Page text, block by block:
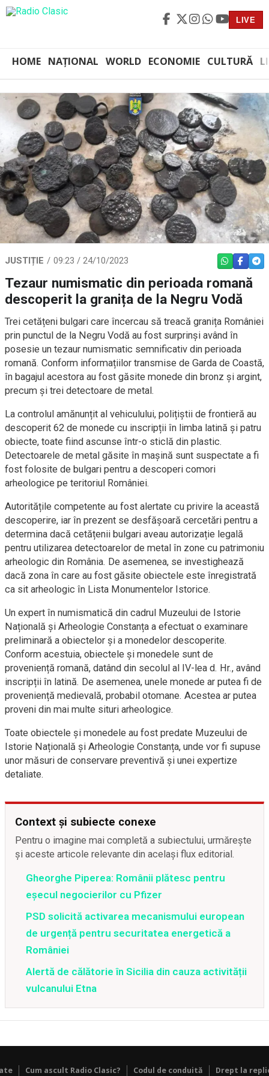
LIVE
HOME NAȚIONAL WORLD ECONOMIE CULTURĂ
JUSTIȚIE 09:23 / 24/10/2023 WHATSAPP
Tezaur numismatic din perioada romană
descoperit la granița de la Negru Vodă
Trei cetățeni bulgari care încercau să treacă granița României
prin punctul de la Negru Vodă au fost surprinși având în
posesie un tezaur numismatic semnificativ din perioada
romană. Conform informațiilor transmise de Garda de Coastă,
în bagajul acestora au fost găsite monede din bronz și argint,
precum și trei detectoare de metal.
La controlul amănunțit al vehiculului, polițiștii de frontieră au
descoperit 62 de monede cu inscripții în limba latină și patru
obiecte, toate fiind ascunse într-o sticlă din plastic.
Detectoarele de metal găsite în mașină sunt suspectate a fi
fost folosite de bulgari pentru a descoperi comori
arheologice pe teritoriul României.
Autoritățile competente au fost alertate cu privire la această
descoperire, iar în prezent se desfășoară cercetări pentru a
determina dacă cetățenii bulgari aveau autorizație legală
pentru utilizarea detectoarelor de metal în zone cu patrimoniu
arheologic din România. De asemenea, se investighează
dacă zona în care au fost găsite obiectele este înregistrată
ca sit arheologic în Lista Monumentelor Istorice.
Un expert în numismatică din cadrul Muzeului de Istorie
Națională și Arheologie Constanța a efectuat o examinare
preliminară a obiectelor și a monedelor descoperite.
Conform acestuia, obiectele și monedele sunt de
proveniență romană, datând din secolul al IV-lea d. Hr., având
inscripții în latină. De asemenea, unele monede ar putea fi de
proveniență medievală, probabil otomane. Acestea ar putea
proveni din mai multe situri arheologice.
Toate obiectele și monedele au fost predate Muzeului de
Istorie Națională și Arheologie Constanța, unde vor fi supuse
unor măsuri de conservare preventivă și unei expertize
detaliate.
Context și subiecte conexe
Pentru o imagine mai completă a subiectului, urmărește
și aceste articole relevante din același flux editorial.
Gheorghe Piperea: Românii plătesc pentru
eșecul negocierilor cu Pfizer
PSD solicită activarea mecanismului european
de urgență pentru securitatea energetică a
României
Alertă de călătorie în Sicilia din cauza activității
vulcanului Etna
Cum ascult Radio Clasic? Codul de conduită Drept la